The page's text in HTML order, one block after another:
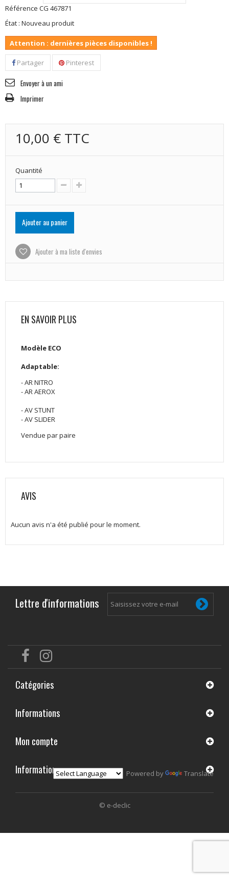
Référence CG 467871
État : Nouveau produit
Attention : dernières pièces disponibles !
Partager Pinterest
Envoyer à un ami
Imprimer
10,00 € TTC
Quantité
Ajouter au panier
Ajouter à ma liste d'envies
EN SAVOIR PLUS
Modèle ECO
Adaptable:
- AR NITRO
- AR AEROX
- AV STUNT
- AV SLIDER
Vendue par paire
AVIS
Aucun avis n'a été publié pour le moment.
Lettre d'informations
Catégories
Informations
© e-declic
Mon compte
Informations Powered by Translate